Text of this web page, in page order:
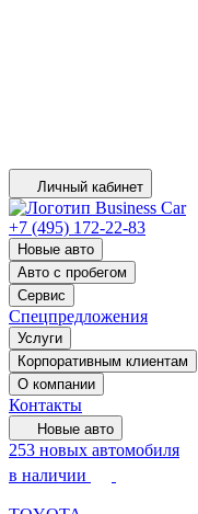
Личный кабинет
+7 (495) 172-22-83
Новые авто
Авто с пробегом
Сервис
Спецпредложения
Услуги
Корпоративным клиентам
О компании
Контакты
Новые авто
253 новых автомобиля
в наличии